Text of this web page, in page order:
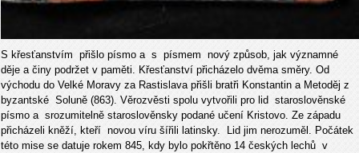
S křesťanstvím přišlo písmo a s písmem nový způsob, jak významné
děje a činy podržet v paměti. Křesťanství přicházelo dvěma směry. Od
východu do Velké Moravy za Rastislava přišli bratři Konstantin a Metoděj z
byzantské Soluně (863). Věrozvěsti spolu vytvořili pro lid staroslověnské
písmo a srozumitelně staroslověnsky podané učení Kristovo. Ze západu
přicházeli kněží, kteří novou víru šířili latinsky. Lid jim nerozuměl. Počátek
této mise se datuje rokem 845, kdy bylo pokřtěno 14 českých lechů v